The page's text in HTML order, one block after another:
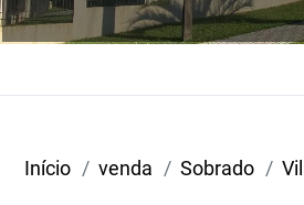
Início venda Sobrado